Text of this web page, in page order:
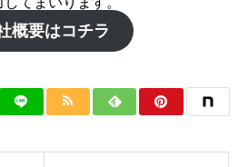
概要はコチラ